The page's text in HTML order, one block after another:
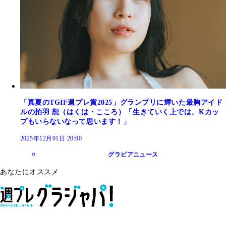
「真夏のTGIF週プレ賞2025」グランプリに輝いた最胸アイド
ルの拍羽 想（はくは・こころ）「生きていく上では、Kカッ
プもいらないなって思います！」
2025年12月01日 20:00
グラビアニュース
あなたにオススメ